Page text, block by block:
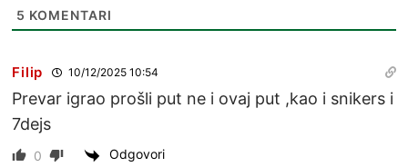
5 KOMENTARI
Filip 10/12/2025 10:54
Prevar igrao prošli put ne i ovaj put ,kao i snikers i
7dejs
0 Odgovori